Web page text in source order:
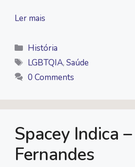
Ler mais
Categorias
História
Tags
LGBTQIA,Saúde
0 Comments
Spacey Indica
Fernandes